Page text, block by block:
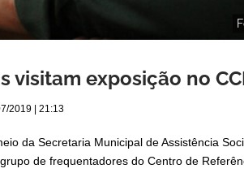
visitam exposição no
2019 | 21:13
da Secretaria Municipal de Assistência
de frequentadores do Centro de